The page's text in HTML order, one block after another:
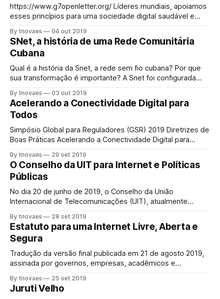
https://www.g7openletter.org/ Líderes mundiais, apoiamos
esses princípios para uma sociedade digital saudável e
proteja e promova uma criptografia forte, que é a base para
nossas economias digitais, sociedades digitais e vidas
interdependentes. Medidas que comprometem a
criptografia enfraquecem a
By tnovaes 04 out 2019
SNet, a história de uma Rede Comunitária
Cubana
Qual é a história da Snet, a rede sem fio cubana? Por que
sua transformação é importante? A Snet foi configurada
o desejo dos cubanos de participar de jogos online. Em
2019, essa rede passou por uma grande mudança. Jogar
online,
By tnovaes 03 out 2019
Acelerando a Conectividade Digital para
Todos
Simpósio Global para Reguladores (GSR) 2019 Diretrizes de
Boas Práticas Acelerando a Conectividade Digital para
Desenvolvimento Sustentável (ODS) da ONU em nossas
sociedades até 2030, precisamos estar abertos a novas
ferramentas e soluções regulatórias e agir agora. A
conectividade digital pode
By tnovaes 29 set 2019
O Conselho da UIT para Internet e Políticas
Públicas
No dia 20 de junho de 2019, o Conselho da União
Internacional de Telecomunicações (UIT), atualmente
“uma sessão adicional do Conselho será realizada em
Genebra, durante um dia útil, na sexta-feira, 27 de
setembro de 2019, para discutir o relatório sobre os
By tnovaes 28 set 2019
Estatuto para uma Internet Livre, Aberta e
Segura
Tradução da versão final publicada em 21 de agosto 2019,
assinada por governos, empresas, acadêmicos e
trabalhos de desenvolvimento de políticas de acesso à
banda larga no continente europeu. CHARTER FOR A FREE,
By tnovaes 25 set 2019
Juruti Velho